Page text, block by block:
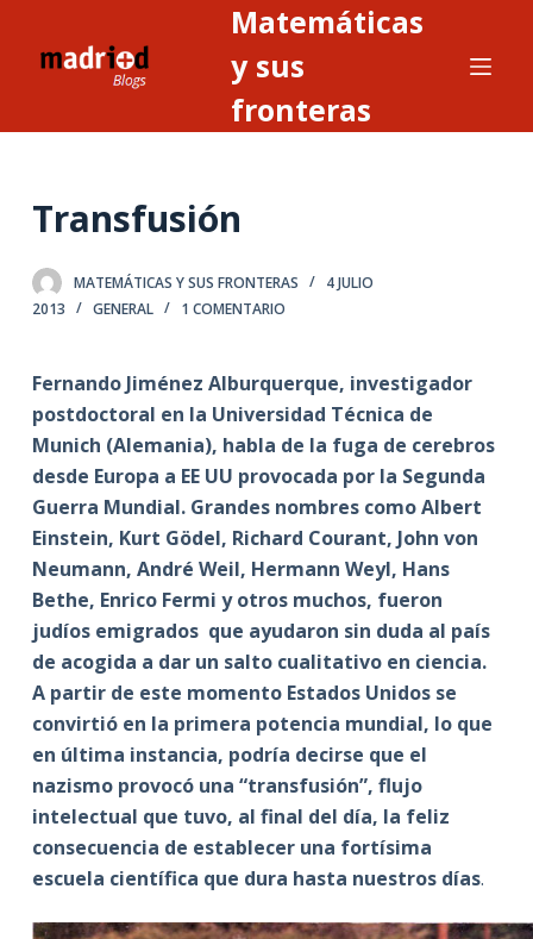
a
o
e
n
Matemáticas
y sus
fronteras
Transfusión
MATEMÁTICAS Y SUS FRONTERAS
4 JULIO
2013
GENERAL 1 COMENTARIO
Fernando Jiménez Alburquerque, investigador
postdoctoral en la Universidad Técnica de
Munich (Alemania), habla de la fuga de cerebros
desde Europa a EE UU provocada por la Segunda
Guerra Mundial. Grandes nombres como Albert
Einstein, Kurt Gödel, Richard Courant, John von
Neumann, André Weil, Hermann Weyl, Hans
Bethe, Enrico Fermi y otros muchos, fueron
judíos emigrados que ayudaron sin duda al país
de acogida a dar un salto cualitativo en ciencia.
A partir de este momento Estados Unidos se
convirtió en la primera potencia mundial, lo que
en última instancia, podría decirse que el
nazismo provocó una “transfusión”, flujo
intelectual que tuvo, al final del día, la feliz
consecuencia de establecer una fortísima
escuela científica que dura hasta nuestros días.